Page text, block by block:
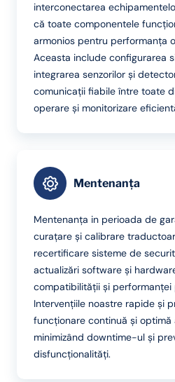
interconectarea
că toate componentele
armonios pentru performanța
Aceasta include configurarea
integrarea senzorilor și
comunicații fiabile între toate
operare și monitorizare
Mentenanța
Mentenanța in perioada de
curațare și calibrare
recertificare sisteme de
actualizări software și
compatibilității și performanței
Intervențiile noastre rapide și
funcționare continuă și optimă
minimizând downtime-ul și
disfuncționalități.